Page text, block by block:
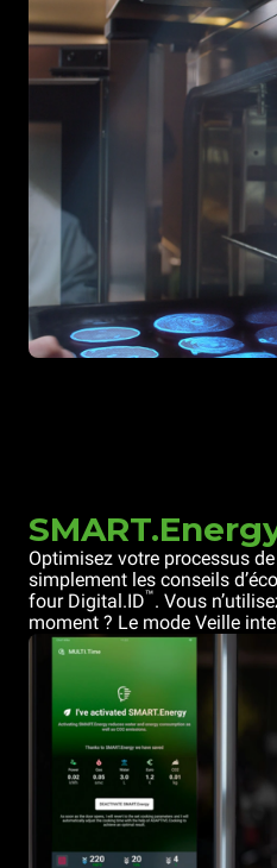
Optimisez votre processus
simplement les conseils
four Digital.ID™. Vous
moment ? Le mode Veille